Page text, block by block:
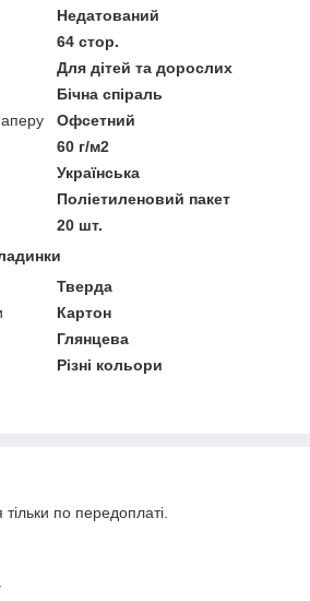
Недатований
64 стор.
Для дітей та дорослих
Бічна спіраль
Офсетний
60 г/м2
Українська
Поліетиленовий пакет
20 шт.
Тверда
Картон
Глянцева
Різні кольори
по передоплаті.